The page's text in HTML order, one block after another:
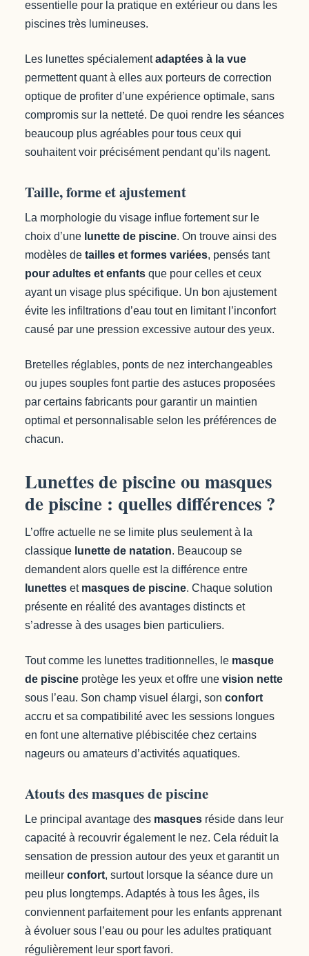
essentielle pour la pratique en extérieur ou dans les
piscines très lumineuses.
Les lunettes spécialementadaptées à la vue
permettent quant à elles aux porteurs de correction
optique de profiter d’une expérience optimale, sans
compromis sur la netteté. De quoi rendre les séances
beaucoup plus agréables pour tous ceux qui
souhaitent voir précisément pendant qu’ils nagent.
Taille, forme et ajustement
La morphologie du visage influe fortement sur le
choix d’une lunette de piscine. On trouve ainsi des
modèles de tailles et formes variées, pensés tant
pour adultes et enfants que pour celles et ceux
ayant un visage plus spécifique. Un bon ajustement
évite les infiltrations d’eau tout en limitant l’inconfort
causé par une pression excessive autour des yeux.
Bretelles réglables, ponts de nez interchangeables
ou jupes souples font partie des astuces proposées
par certains fabricants pour garantir un maintien
optimal et personnalisable selon les préférences de
chacun.
Lunettes de piscine ou masques
de piscine : quelles différences ?
L’offre actuelle ne se limite plus seulement à la
classique lunette de natation. Beaucoup se
demandent alors quelle est la différence entre
lunettes et masques de piscine. Chaque solution
présente en réalité des avantages distincts et
s’adresse à des usages bien particuliers.
Tout comme les lunettes traditionnelles, le masque
de piscine protège les yeux et offre une vision nette
sous l’eau. Son champ visuel élargi, son confort
accru et sa compatibilité avec les sessions longues
en font une alternative plébiscitée chez certains
nageurs ou amateurs d’activités aquatiques.
Atouts des masques de piscine
Le principal avantage des masques réside dans leur
capacité à recouvrir également le nez. Cela réduit la
sensation de pression autour des yeux et garantit un
meilleur confort, surtout lorsque la séance dure un
peu plus longtemps. Adaptés à tous les âges, ils
conviennent parfaitement pour les enfants apprenant
à évoluer sous l’eau ou pour les adultes pratiquant
régulièrement leur sport favori.